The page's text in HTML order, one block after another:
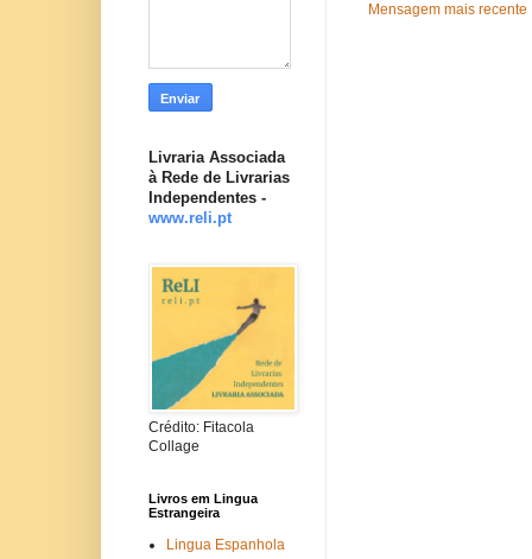
Mensagem mais recente
Livraria Associada
à Rede de Livrarias
Independentes -
www.reli.pt
Crédito: Fitacola
Collage
Livros em Lingua
Estrangeira
Lingua Espanhola